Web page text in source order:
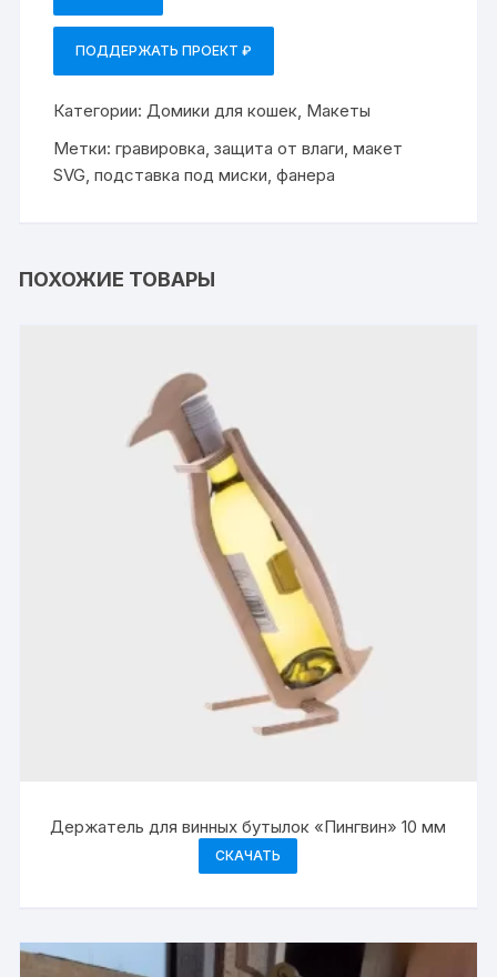
ПОДДЕРЖАТЬ ПРОЕКТ ₽
Категории: Домики для кошек Макеты
Метки:гравировка ,защита от влаги ,макет
SVG ,подставка под миски ,фанера
ПОХОЖИЕ ТОВАРЫ
Держатель для винных бутылок «Пингвин» 10 мм
СКАЧАТЬ